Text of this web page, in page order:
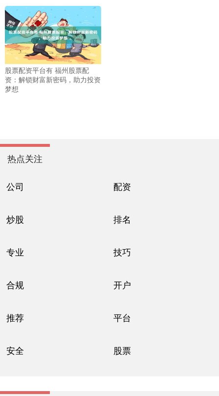
股票配资平台有 福州股票配
资：解锁财富新密码，助力投资
梦想
热点关注
公司 配资
炒股 排名
专业 技巧
合规 开户
推荐 平台
安全 股票